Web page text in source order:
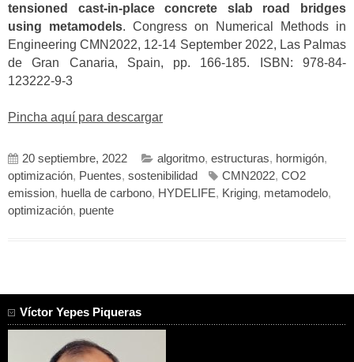
tensioned cast-in-place concrete slab road bridges
using metamodels. Congress on Numerical Methods in
Engineering CMN2022, 12-14 September 2022, Las Palmas
de Gran Canaria, Spain, pp. 166-185. ISBN: 978-84-
123222-9-3
Pincha aquí para descargar
20 septiembre, 2022 algoritmo, estructuras, hormigón,
optimización, Puentes, sostenibilidad CMN2022, CO2
emission, huella de carbono, HYDELIFE, Kriging, metamodelo,
optimización, puente
Víctor Yepes Piqueras